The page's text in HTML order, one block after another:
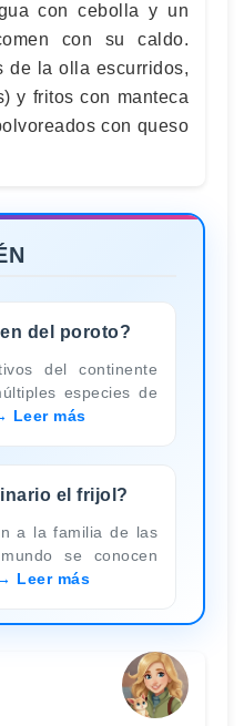
con cebolla y un
con su caldo.
de la olla escurridos,
y fritos con manteca
con queso
del poroto?
del continente
especies de
Leer más
el frijol?
a la familia de las
se conocen
Leer más